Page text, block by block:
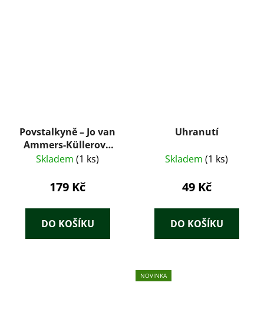
Povstalkyně – Jo van
Ammers-Küllerová
(1949)
Skladem (1 ks)
179 Kč
DO KOŠÍKU
Uhranutí
Skladem (1 ks)
49 Kč
DO KOŠÍKU
NOVINKA